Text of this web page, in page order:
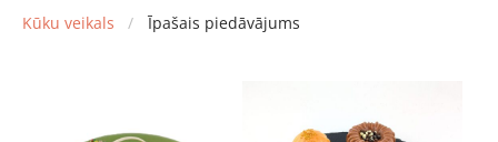
Kūku veikals Īpašais piedāvājums